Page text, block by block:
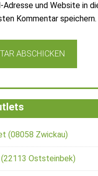
Adresse und Website in
Kommentar speichern.
(08058 Zwickau)
Oststeinbek)